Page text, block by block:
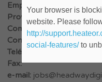
Empresa:
Headway Digital
Provincia:
Buenos Aires
Comienzo:
Contacto: RRHH
Teléfono:
Fax:
e-mail:
Your browser is
website. Please
http://
social-features/to